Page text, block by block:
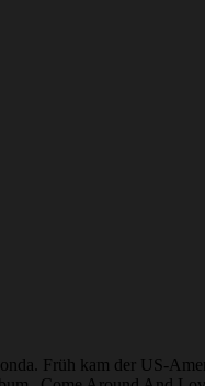
Früh kam der US-